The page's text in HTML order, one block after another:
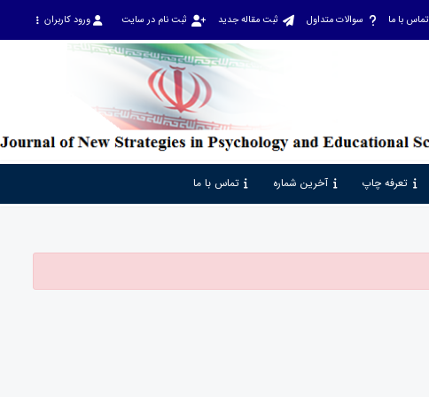
تماس با ما سوالات متداول ثبت مقاله جدید ثبت نام در سایت ورود کاربران
تعرفه چاپ آخرین شماره تماس با ما